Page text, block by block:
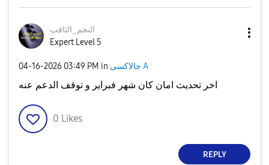
النجم_الثاقب
Expert Level 5
‎04-16-2026 03:49 PM in جالاكسى A
اخر تحديث امان كان شهر فبراير و توقف الدعم عنه
0 Likes
REPLY